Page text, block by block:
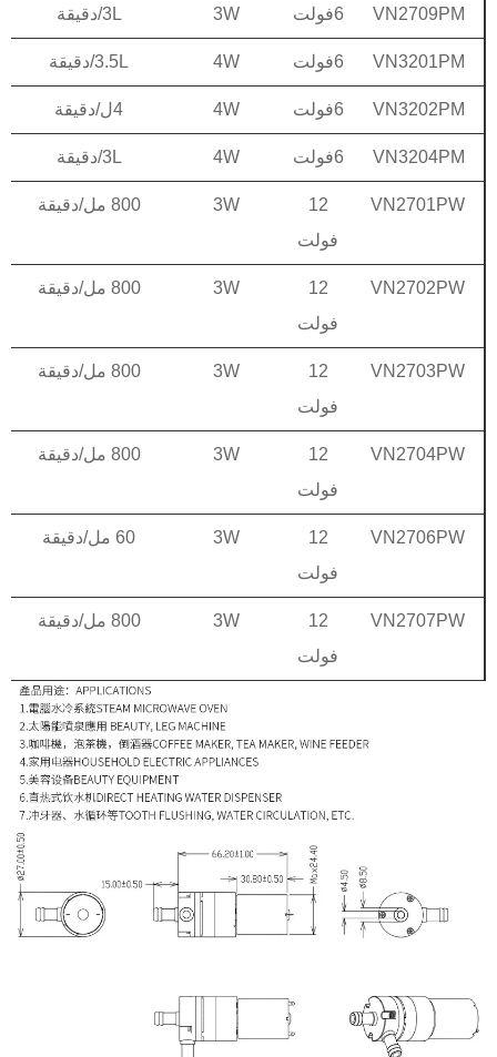
VN2709PM 6فولت 3W 3L/دقيقة
VN3201PM 6فولت 4W 3.5L/دقيقة
VN3202PM 6فولت 4W 4ل/دقيقة
VN3204PM 6فولت 4W 3L/دقيقة
VN2701PW
12
فولت
3W 800 مل/دقيقة
VN2702PW
12
فولت
3W 800 مل/دقيقة
VN2703PW
12
فولت
3W 800 مل/دقيقة
VN2704PW
12
فولت
3W 800 مل/دقيقة
VN2706PW
12
فولت
3W 60 مل/دقيقة
VN2707PW
12
فولت
3W 800 مل/دقيقة